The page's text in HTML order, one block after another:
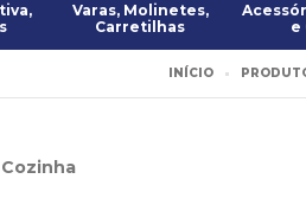
Varas, Molinetes,
Carretilhas
e
INÍCIO